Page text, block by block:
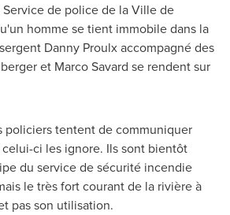
de police de laVille de
homme se tient immobile dans la
Danny Proulxaccompagné des
et Marco Savard se rendent sur
policiers tentent de communiquer
ci les ignore. Ils sont bientôt
du service de sécurité incendie
le très fort courant de la rivière à
pas son utilisation.